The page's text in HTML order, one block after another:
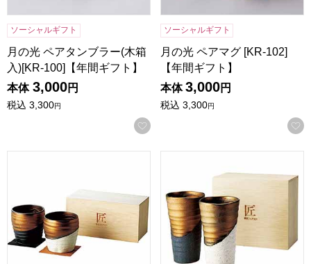
ソーシャルギフト
月の光 ペアタンブラー(木箱
入)[KR-100]【年間ギフト】
本体 3,000円
税込 3,300円
お気に入りに登録する
ソーシャルギフト
月の光 ペアマグ [KR-102]
【年間ギフト】
本体 3,000円
税込 3,300円